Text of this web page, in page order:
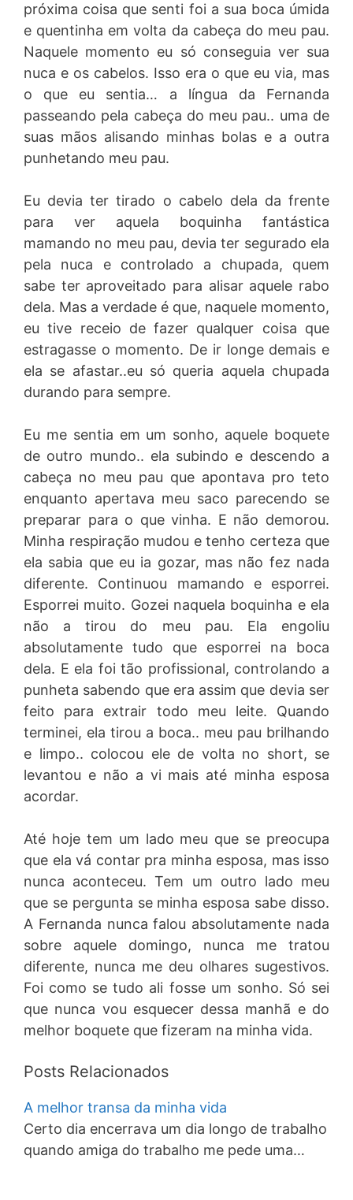
próxima coisa que senti foi a sua boca úmida
e quentinha em volta da cabeça do meu pau.
Naquele momento eu só conseguia ver sua
nuca e os cabelos. Isso era o que eu via, mas
o que eu sentia… a língua da Fernanda
passeando pela cabeça do meu pau.. uma de
suas mãos alisando minhas bolas e a outra
punhetando meu pau.
Eu devia ter tirado o cabelo dela da frente
para ver aquela boquinha fantástica
mamando no meu pau, devia ter segurado ela
pela nuca e controlado a chupada, quem
sabe ter aproveitado para alisar aquele rabo
dela. Mas a verdade é que, naquele momento,
eu tive receio de fazer qualquer coisa que
estragasse o momento. De ir longe demais e
ela se afastar..eu só queria aquela chupada
durando para sempre.
Eu me sentia em um sonho, aquele boquete
de outro mundo.. ela subindo e descendo a
cabeça no meu pau que apontava pro teto
enquanto apertava meu saco parecendo se
preparar para o que vinha. E não demorou.
Minha respiração mudou e tenho certeza que
ela sabia que eu ia gozar, mas não fez nada
diferente. Continuou mamando e esporrei.
Esporrei muito. Gozei naquela boquinha e ela
não a tirou do meu pau. Ela engoliu
absolutamente tudo que esporrei na boca
dela. E ela foi tão profissional, controlando a
punheta sabendo que era assim que devia ser
feito para extrair todo meu leite. Quando
terminei, ela tirou a boca.. meu pau brilhando
e limpo.. colocou ele de volta no short, se
levantou e não a vi mais até minha esposa
acordar.
Até hoje tem um lado meu que se preocupa
que ela vá contar pra minha esposa, mas isso
nunca aconteceu. Tem um outro lado meu
que se pergunta se minha esposa sabe disso.
A Fernanda nunca falou absolutamente nada
sobre aquele domingo, nunca me tratou
diferente, nunca me deu olhares sugestivos.
Foi como se tudo ali fosse um sonho. Só sei
que nunca vou esquecer dessa manhã e do
melhor boquete que fizeram na minha vida.
Posts Relacionados
A melhor transa da minha vida
Certo dia encerrava um dia longo de trabalho
quando amiga do trabalho me pede uma…